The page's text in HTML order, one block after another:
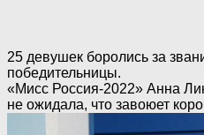
25 девушек боролись за
победительницы.
«Мисс Россия-2022» Анна
не ожидала, что завоюет